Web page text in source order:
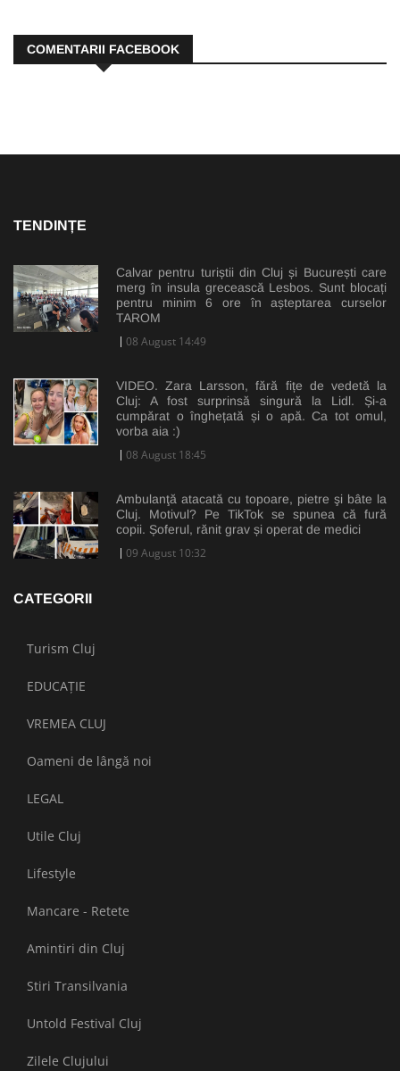
COMENTARII FACEBOOK
TENDINȚE
Calvar pentru turiștii din Cluj și București care
merg în insula grecească Lesbos. Sunt blocați
pentru minim 6 ore în așteptarea curselor
TAROM
08 August 14:49
VIDEO. Zara Larsson, fără fițe de vedetă la
Cluj: A fost surprinsă singură la Lidl. Și-a
cumpărat o înghețată și o apă. Ca tot omul,
vorba aia :)
08 August 18:45
Ambulanţă atacată cu topoare, pietre şi bâte la
Cluj. Motivul? Pe TikTok se spunea că fură
copii. Șoferul, rănit grav și operat de medici
09 August 10:32
CATEGORII
Turism Cluj
EDUCAȚIE
VREMEA CLUJ
Oameni de lângă noi
LEGAL
Utile Cluj
Lifestyle
Mancare - Retete
Amintiri din Cluj
Stiri Transilvania
Untold Festival Cluj
Zilele Clujului